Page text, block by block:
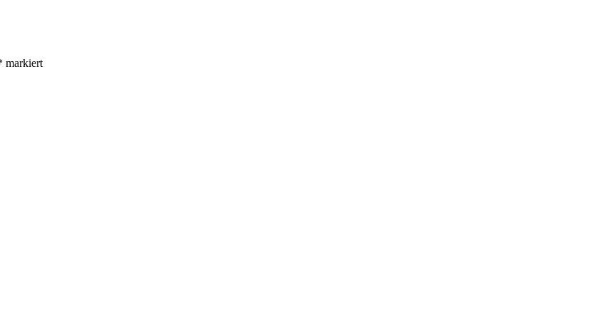
markiert